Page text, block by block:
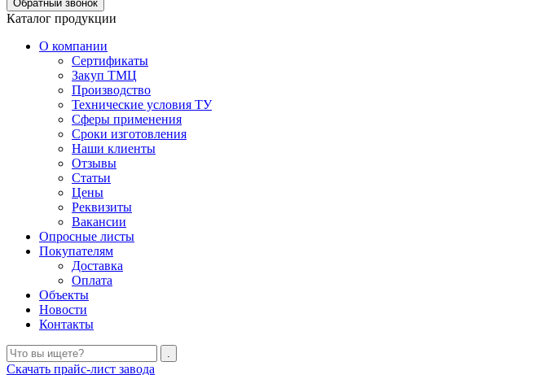
Каталог продукции
О компании
Сертификаты
Закуп ТМЦ
Производство
Технические условия ТУ
Сферы применения
Сроки изготовления
Наши клиенты
Отзывы
Статьи
Цены
Реквизиты
Вакансии
Опросные листы
Покупателям
Доставка
Оплата
Объекты
Новости
Контакты
Скачать прайс-лист завода